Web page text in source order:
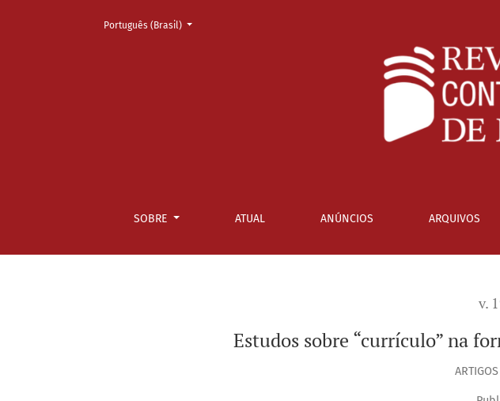
Estudos sobre “currículo” na formação de professores de educação
SOBRE ATUAL ANÚNCIOS ARQUIVOS
Mudar o idioma. O atual é:
Português (Brasil)
v.
Estudos sobre “currículo” na